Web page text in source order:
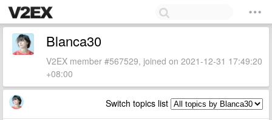
Blanca30
V2EX member #567529, joined on 2021-12-31 17:49:20
+08:00
Switch topics list